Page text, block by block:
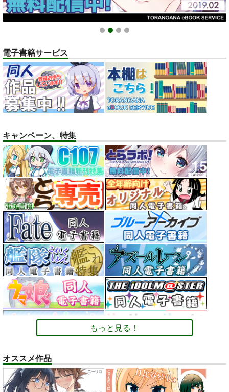
1 2 3 4
電子書籍サービス
キャンペーン、特集
もっと見る！
オススメ作品